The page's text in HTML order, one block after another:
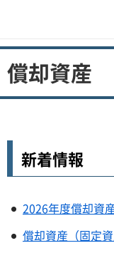
償却資産
新着情報
2026年度償却資
償却資産（固定